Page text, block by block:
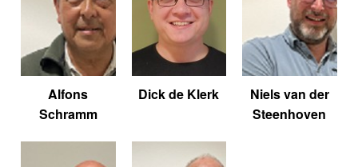
Alfons
Schramm
Dick de Klerk
Niels van der
Steenhoven